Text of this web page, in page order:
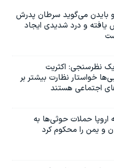
بایدن می‌گوید سرطان پدرش
و درد شدیدی ایجاد
نظرسنجی: اکثریت
خواستار نظارت بیشتر بر
اجتماعی هستند
اروپا حملات حوثی‌ها به
و یمن را محکوم کرد